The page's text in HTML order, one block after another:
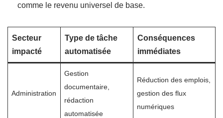
comme le revenu universel de base.
Secteur
impacté
Type de tâche
automatisée
Conséquences
immédiates
Administration
Gestion
documentaire,
rédaction
automatisée
Réduction des emplois,
gestion des flux
numériques